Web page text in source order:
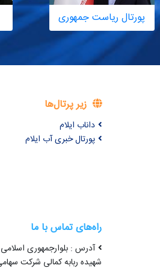
پورتال ریاست جمهوری
زیر پرتال‌ها
داناب ایلام
پورتال خبری آب ایلام
راه‌های تماس با ما
آدرس : بلوارجمهوری اسلامی
شهیده ربابه کمالی شرکت